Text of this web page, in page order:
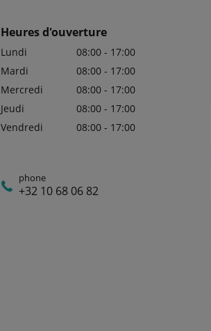
Heures d'ouverture
Lundi
08:00 - 17:00
Mardi
08:00 - 17:00
Mercredi
08:00 - 17:00
Jeudi
08:00 - 17:00
Vendredi
08:00 - 17:00
phone
+32 10 68 06 82